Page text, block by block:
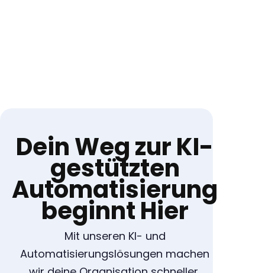
Dein Weg zur KI-
gestützten
Automatisierung
beginnt Hier
Mit unseren KI- und
Automatisierungslösungen machen